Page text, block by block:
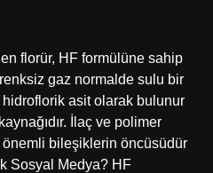
florür, HF formülüne sahip
gaz normalde sulu bir
asit olarak bulunur
İlaç ve polimer
bileşiklerin öncüsüdür
Sosyal Medya? HF